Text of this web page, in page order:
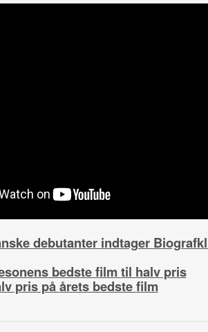
debutanter indtager
bedste film til halv pris
pris på årets bedste film